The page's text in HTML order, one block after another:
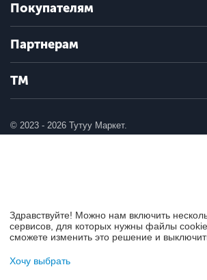
Покупателям
Партнерам
ТМ
© 2023 - 2026 Тутуу Маркет.
Меню
Здравствуйте! Можно нам включить
сервисов, для которых нужны файлы
сможете изменить это решение и
Хочу выбрать